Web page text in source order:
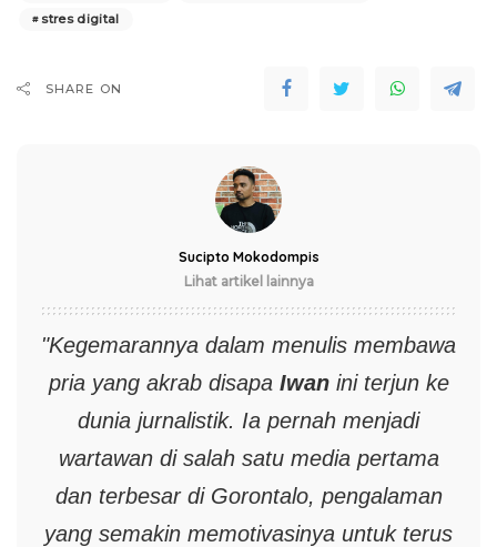
stres digital
SHARE ON
Sucipto Mokodompis
Lihat artikel lainnya
"Kegemarannya dalam menulis membawa
pria yang akrab disapa Iwanini terjun ke
dunia jurnalistik. Ia pernah menjadi
wartawan di salah satu media pertama
dan terbesar di Gorontalo, pengalaman
yang semakin memotivasinya untuk terus